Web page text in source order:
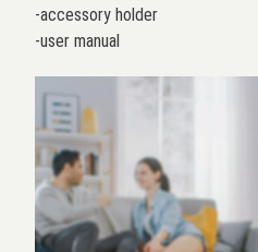
-accessory holder
-user manual